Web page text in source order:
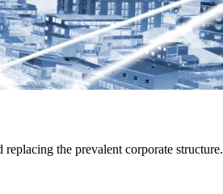
replacing the prevalent corporate structure.